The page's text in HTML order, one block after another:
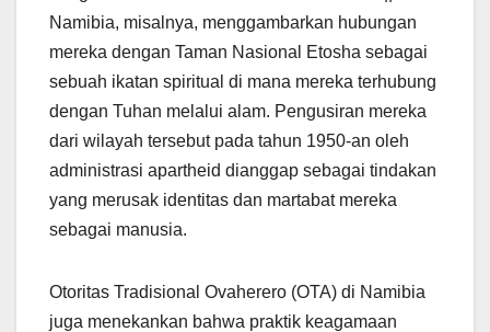
Namibia, misalnya, menggambarkan hubungan
mereka dengan Taman Nasional Etosha sebagai
sebuah ikatan spiritual di mana mereka terhubung
dengan Tuhan melalui alam. Pengusiran mereka
dari wilayah tersebut pada tahun 1950-an oleh
administrasi apartheid dianggap sebagai tindakan
yang merusak identitas dan martabat mereka
sebagai manusia.
Otoritas Tradisional Ovaherero (OTA) di Namibia
juga menekankan bahwa praktik keagamaan